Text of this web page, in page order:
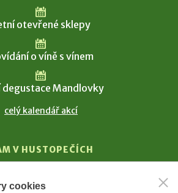
otevřené sklepy
o víně s vínem
degustace Mandlovky
celý kalendář akcí
V HUSTOPEČÍCH
T. G. Masaryk
cookies